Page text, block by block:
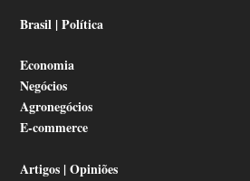
Brasil | Política
Economia
Negócios
Agronegócios
E-commerce
Artigos | Opiniões